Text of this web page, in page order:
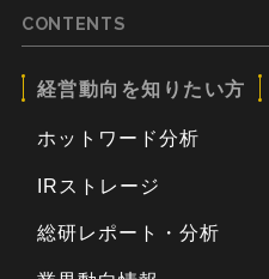
CONTENTS
経営動向を知りたい方
ホットワード分析
IRストレージ
総研レポート・分析